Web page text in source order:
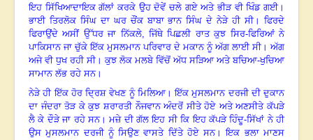
ਇਹ ਸਿੱਖਿਆਦਾਇਕ ਗੱਲਾਂ ਕਰਕੇ ਉਹ ਦੋਵੇਂ ਚਲੇ ਗਏ ਅਤੇ ਭੀੜ ਵੀ ਖਿੰਡ ਗਈ।
ਭਾਈ ਤਿਰਲੋਕ ਸਿੰਘ ਦਾ ਘਰ ਚੌਂਕ ਬਾਬਾ ਭਾਨ ਸਿੰਘ ਦੇ ਨੇੜੇ ਹੀ ਸੀ। ਫਿਰਦੇ
ਫਿਰਾਉਂਦੇ ਅਸੀਂ ਉੱਧਰ ਜਾ ਨਿੱਕਲੇ, ਜਿੱਥੇ ਪਿਛਲੀ ਰਾਤ ਕੁਝ ਸਿਰ-ਫਿਰਿਆਂ ਨੇ
ਪਾਕਿਸਾਨ ਜਾ ਚੁੱਕੇ ਇੱਕ ਮੁਸਲਮਾਨ ਪਰਿਵਾਰ ਦੇ ਮਕਾਨ ਨੂੰ ਅੱਗ ਲਾਈ ਸੀ। ਅੱਗ
ਅਜੇ ਵੀ ਧੁਖ ਰਹੀ ਸੀ। ਕੁਝ ਲੋਕ ਮਲਬੇ ਵਿੱਚੋਂ ਅੱਧ ਸੜਿਆ ਅਤੇ ਬਚਿਆ-ਖੁਚਿਆ
ਸਾਮਾਨ ਲੱਭ ਰਹੇ ਸਨ।
ਨੇੜੇ ਹੀ ਇੱਕ ਹੋਰ ਦ੍ਰਿਸ਼ ਵੇਖਣ ਨੂੰ ਮਿਲਿਆ। ਇੱਕ ਮੁਸਲਮਾਨ ਦਰਜੀ ਦੀ ਦੁਕਾਨ
ਦਾ ਜੰਦਰਾ ਤੋੜ ਕੇ ਕੁਝ ਸ਼ਰਾਰਤੀ ਨੌਜਵਾਨ ਅੰਦਰੋਂ ਸੀਤੇ ਹੋਏ ਅਤੇ ਅਣਸੀਤੇ ਕੱਪੜੇ
ਲੈ ਕੇ ਦੌੜੇ ਜਾ ਰਹੇ ਸਨ। ਮਜ਼ੇ ਦੀ ਗੱਲ ਇਹ ਸੀ ਕਿ ਇਹ ਕੱਪੜੇ ਹਿੰਦੂ-ਸਿੱਖਾਂ ਨੇ ਹੀ
ਉਸ ਮੁਸਲਮਾਨ ਦਰਜੀ ਨੂੰ ਸਿਉਣ ਵਾਸਤੇ ਦਿੱਤੇ ਹੋਏ ਸਨ। ਇਕ ਭਲਾ ਮਾਣਸ